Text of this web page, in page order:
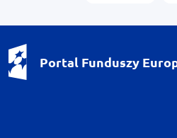
Portal Funduszy